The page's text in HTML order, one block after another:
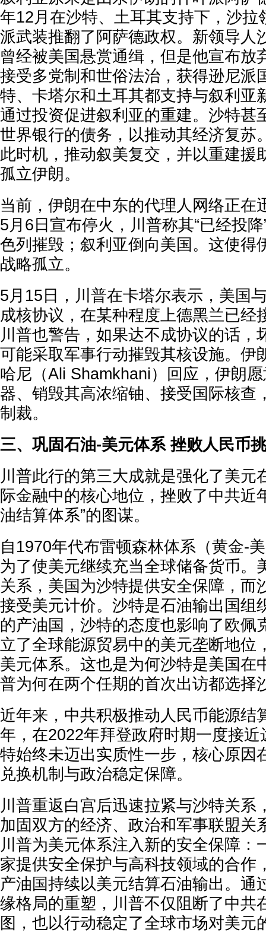
年12月在沙特、土耳其支持下，沙拉
派武装推翻了阿萨德政权。新领导人
曾经被美国悬赏通缉，但是他宣布放
接受多党制和世俗法治，获得逊尼派
特、卡塔尔和土耳其都支持与叙利亚
通过投资促进叙利亚的重建。沙特甚
世界银行的债务，以推动其经济复苏
此时机，推动叙美复交，并以重建援
孤立伊朗。
当前，伊朗在中东的代理人网络正在
5月6日宣布停火，川普称其“已经投
色列摧毁；叙利亚倒向美国。这使得
战略孤立。
5月15日，川普在卡塔尔表示，美国
成核协议，在某种程度上德黑兰已经
川普也警告，如果达不成协议的话，
可能采取军事行动摧毁其核设施。伊
哈尼（Ali Shamkhani）回应，伊朗
器、销毁其高浓缩铀、接受国际核查
制裁。
三、巩固石油-美元体系 挫败人民币
川普此行的第三大成就是强化了美元
际金融中的核心地位，挫败了中共近
油结算体系”的图谋。
自1970年代布雷顿森林体系（黄金-
为了使美元继续充当全球储备货币。
关系，美国为沙特提供安全保障，而
接受美元计价。沙特是石油输出国组
的产油国，沙特的态度也影响了欧佩
立了全球能源贸易中的美元垄断地位
美元体系。这也是为何沙特是美国在
普为何在两个任期的首次出访都选择
近年来，中共积极推动人民币能源结
年，在2022年拜登政府时期一度接
特始终未迈出实质性一步，核心原因
兑换机制与政治稳定保障。
川普重返白宫后迅速拉紧与沙特关系
加固双方的经济、政治和军事联盟关
川普为美元体系注入新的安全保障：
家提供安全保护与高科技领域的合作
产油国持续以美元结算石油输出。通
缘格局的重塑，川普不仅阻断了中共
图，也以行动稳定了全球市场对美元